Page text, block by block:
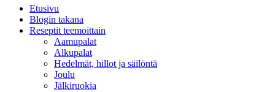
Etusivu
Blogin takana
Reseptit teemoittain
Aamupalat
Alkupalat
Hedelmät, hillot ja säilöntä
Joulu
Jälkiruokia